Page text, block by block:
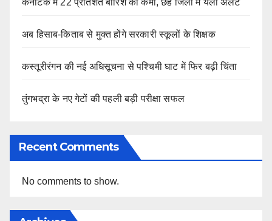
कर्नाटक में 22 प्रतिशत बारिश की कमी, छह जिलों में येलो अलर्ट
अब हिसाब-किताब से मुक्त होंगे सरकारी स्कूलों के शिक्षक
कस्तूरीरंगन की नई अधिसूचना से पश्चिमी घाट में फिर बढ़ी चिंता
तुंगभद्रा के नए गेटों की पहली बड़ी परीक्षा सफल
Recent Comments
No comments to show.